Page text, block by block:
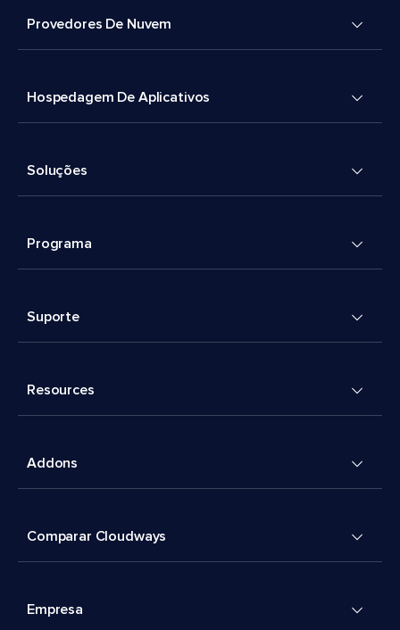
Provedores De Nuvem
Hospedagem De Aplicativos
Soluções
Programa
Suporte
Resources
Addons
Comparar Cloudways
Empresa